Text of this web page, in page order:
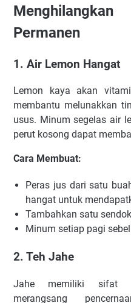
Permanen
1. Air Lemon Hangat
Lemon kaya akan
membantu melunakkan
usus. Minum segelas air
perut kosong dapat
Cara Membuat:
Peras jus dari satu
hangat untuk
Tambahkan satu
Minum setiap pagi
2. Teh Jahe
Jahe memiliki sifat
merangsang